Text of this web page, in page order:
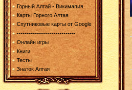
Горный Алтай - Викимапия
Карты Горного Алтая
Спутниковые карты от Google
------------------------------
Онлайн игры
Книги
Тесты
Знаток Алтая